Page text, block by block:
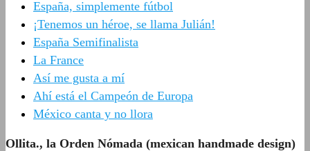
España, simplemente fútbol
¡Tenemos un héroe, se llama Julián!
España Semifinalista
La France
Así me gusta a mí
Ahí está el Campeón de Europa
México canta y no llora
Ollita., la Orden Nómada (mexican handmade design)